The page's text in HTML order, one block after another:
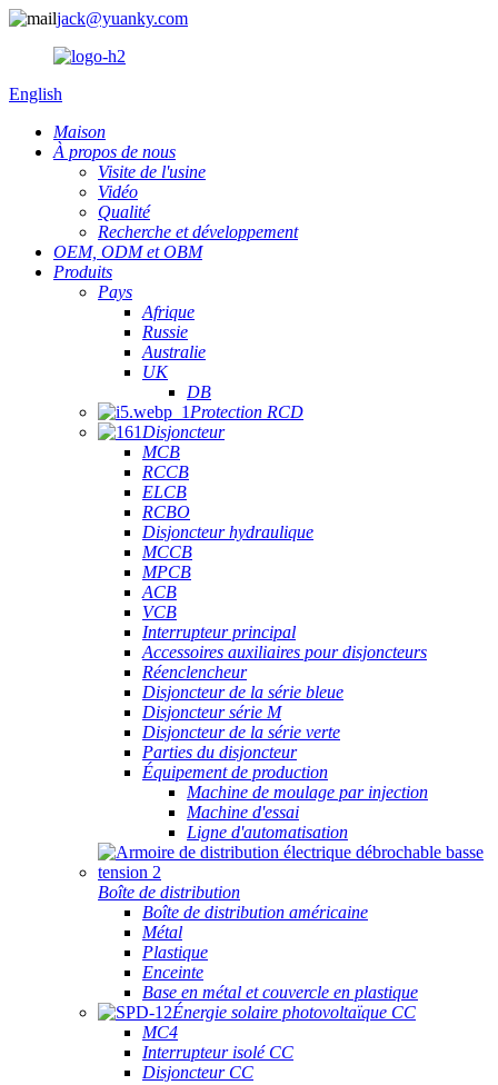
jack@yuanky.com
English
Maison
À propos de nous
Visite de l'usine
Vidéo
Qualité
Recherche et développement
OEM, ODM et OBM
Produits
Pays
Afrique
Russie
Australie
UK
DB
Protection RCD
Disjoncteur
MCB
RCCB
ELCB
RCBO
Disjoncteur hydraulique
MCCB
MPCB
ACB
VCB
Interrupteur principal
Accessoires auxiliaires pour disjoncteurs
Réenclencheur
Disjoncteur de la série bleue
Disjoncteur série M
Disjoncteur de la série verte
Parties du disjoncteur
Équipement de production
Machine de moulage par injection
Machine d'essai
Ligne d'automatisation
Boîte de distribution
Boîte de distribution américaine
Métal
Plastique
Enceinte
Base en métal et couvercle en plastique
Énergie solaire photovoltaïque CC
MC4
Interrupteur isolé CC
Disjoncteur CC